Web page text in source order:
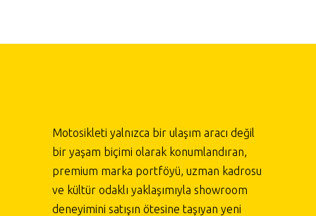
Motosikleti yalnızca bir ulaşım aracı değil
bir yaşam biçimi olarak konumlandıran,
premium marka portföyü, uzman kadrosu
ve kültür odaklı yaklaşımıyla showroom
deneyimini satışın ötesine taşıyan yeni